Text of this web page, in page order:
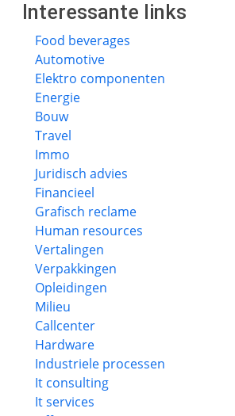
Interessante links
Food beverages
Automotive
Elektro componenten
Energie
Bouw
Travel
Immo
Juridisch advies
Financieel
Grafisch reclame
Human resources
Vertalingen
Verpakkingen
Opleidingen
Milieu
Callcenter
Hardware
Industriele processen
It consulting
It services